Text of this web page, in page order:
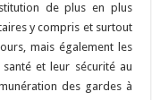
de plus en plus
y compris et surtout
mais également les
et leur sécurité au
des gardes à